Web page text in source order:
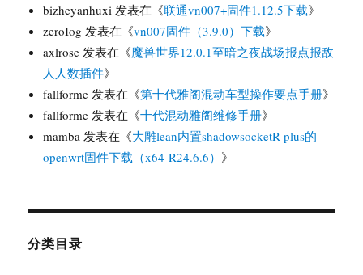
bizheyanhuxi 发表在《联通vn007+固件1.12.5下载》
zeroIog 发表在《vn007固件（3.9.0）下载》
axlrose 发表在《魔兽世界12.0.1至暗之夜战场报点报敌
人人数插件》
fallforme 发表在《第十代雅阁混动车型操作要点手册》
fallforme 发表在《十代混动雅阁维修手册》
mamba 发表在《大雕lean内置shadowsocketR plus的
openwrt固件下载（x64-R24.6.6） 》
分类目录